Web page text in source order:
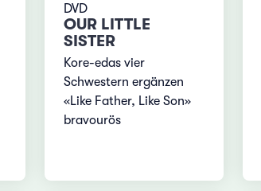
DVD
OUR LITTLE
SISTER
Kore-edas vier
Schwestern ergänzen
«Like Father, Like Son»
bravourös